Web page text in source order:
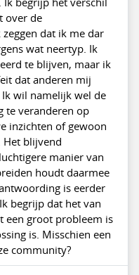
over de
dat ik me dar
wat neertyp. Ik
te blijven, maar ik
dat anderen mij
wil namelijk wel de
te veranderen op
inzichten of gewoon
blijvend
manier van
houdt daarmee
is eerder
begrijp dat het van
een groot probleem is
is. Misschien een
community?